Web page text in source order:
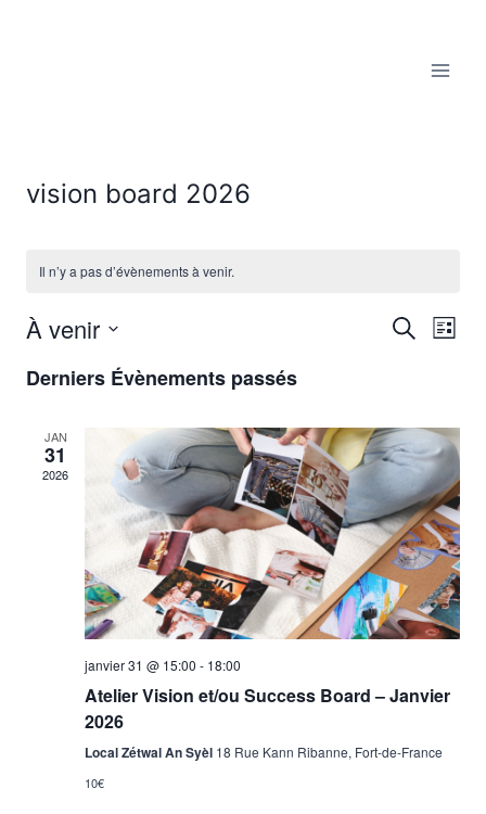
vision board 2026
Il n’y a pas d’évènements à venir.
de
vues
Recherche
Liste
À venir
une
Derniers Évènements passés
JAN
31
2026
janvier 31 @ 15:00 - 18:00
Atelier Vision et/ou Success Board – Janvier
2026
Local Zétwal An Syèl 18 Rue Kann Ribanne, Fort-de-France
10€